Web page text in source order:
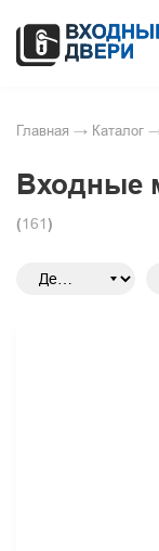
Главная → Каталог
Входные
(161)